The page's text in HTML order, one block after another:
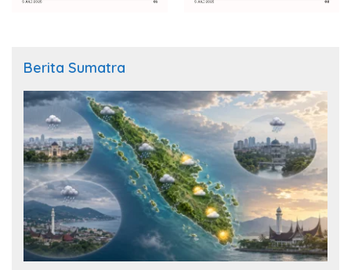
Berita Sumatra